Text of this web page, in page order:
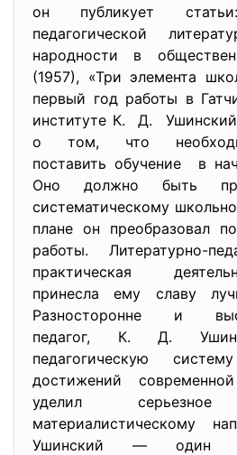
он публикует
педагогической
народности в
(1957), «Три элемента
первый год работы в
институте К. Д.
о том, что
поставить обучение в
Оно должно быть
систематическому
плане он преобразовал
работы. Литературно-
практическая
принесла ему славу
Разносторонне и
педагог, К. Д.
педагогическую
достижений
уделил серьезное
материалистическому
Ушинский — один